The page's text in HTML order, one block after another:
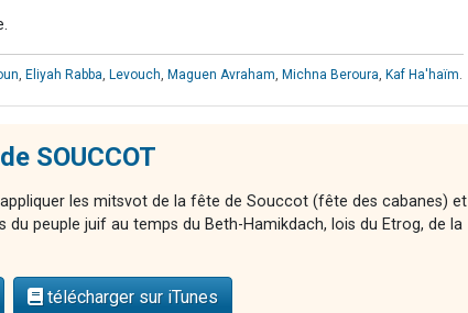
Eliyah Rabba Levouch Maguen Avraham Michna Beroura Kaf Ha'haïm
SOUCCOT
les mitsvot de la fête de Souccot (fête des cabanes) et
du peuple juif au temps du Beth-Hamikdach, lois du Etrog, de la
télécharger sur iTunes